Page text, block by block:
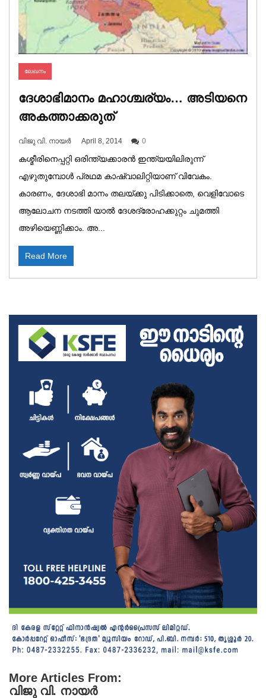
ലേഖനം
ദേശാഭിമാനം മഹാശ്ചര്യം… അടിയനെ
അകത്താക്കരുത്
വിജു വി. നായർ April 8, 2014 0
കശ്മീരിനെപ്പറ്റി ഒരിന്ത്യക്കാരൻ ഇന്ത്യയിലിരുന്ന്
എഴുതുമ്പോൾ പ്രഥമ കാഷ്വാലിറ്റിയാണ് വിവേകം.
കാരണം, ദേശാഭി മാനം തലയ്ക്കു പിടിക്കാതെ, വെളിവോടെ
ആലോചന നടത്തി യാൽ ദേശദ്രോഹക്കുറ്റം ചുമത്തി
അഴിയെണ്ണിക്കാം. അ...
Read More
More Articles From:
വിജു വി. നായർ